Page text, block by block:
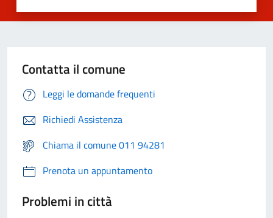
Contatta il comune
Leggi le domande frequenti
Richiedi Assistenza
Chiama il comune 011 94281
Prenota un appuntamento
Problemi in città